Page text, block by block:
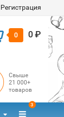
Регистрация
0 0 ₽
Свыше
21 000+
товаров
3